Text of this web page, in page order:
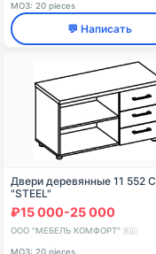
МОЗ: 20 pieces
💬 Написать
Двери деревянные 11 552
"STEEL"
₽15 000-25 000
ООО "МЕБЕЛЬ КОМФОРТ" 🇷🇺
МОЗ: 20 pieces